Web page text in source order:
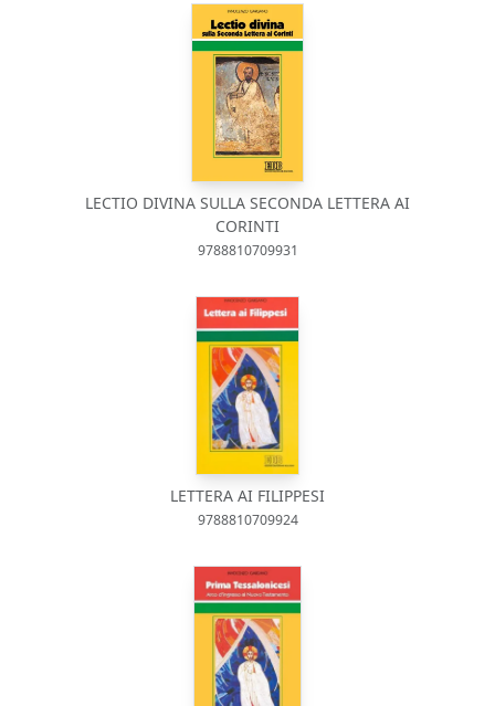
LECTIO DIVINA SULLA SECONDA LETTERA AI
CORINTI
9788810709931
LETTERA AI FILIPPESI
9788810709924